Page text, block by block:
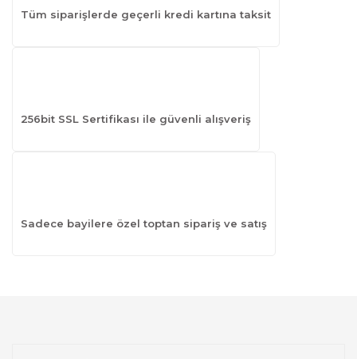
Tüm siparişlerde geçerli kredi kartına taksit
256bit SSL Sertifikası ile güvenli alışveriş
Sadece bayilere özel toptan sipariş ve satış